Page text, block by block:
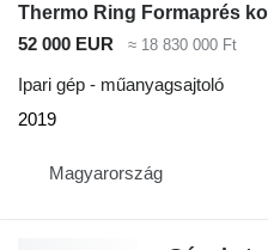
Thermo Ring Formaprés
52 000 EUR
≈ 18 830 000 Ft
Ipari gép - műanyagsajtoló
2019
Magyarország